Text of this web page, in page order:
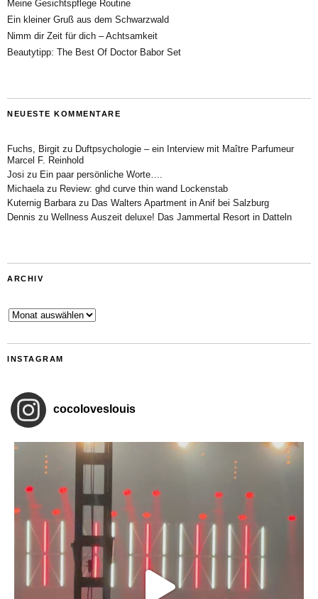
Meine Gesichtspflege Routine
Ein kleiner Gruß aus dem Schwarzwald
Nimm dir Zeit für dich – Achtsamkeit
Beautytipp: The Best Of Doctor Babor Set
NEUESTE KOMMENTARE
Fuchs, Birgit zu Duftpsychologie – ein Interview mit Maître Parfumeur
Marcel F. Reinhold
Josi zu Ein paar persönliche Worte….
Michaela zu Review: ghd curve thin wand Lockenstab
Kuternig Barbara zu Das Walters Apartment in Anif bei Salzburg
Dennis zu Wellness Auszeit deluxe! Das Jammertal Resort in Datteln
ARCHIV
Archiv
INSTAGRAM
cocoloveslouis